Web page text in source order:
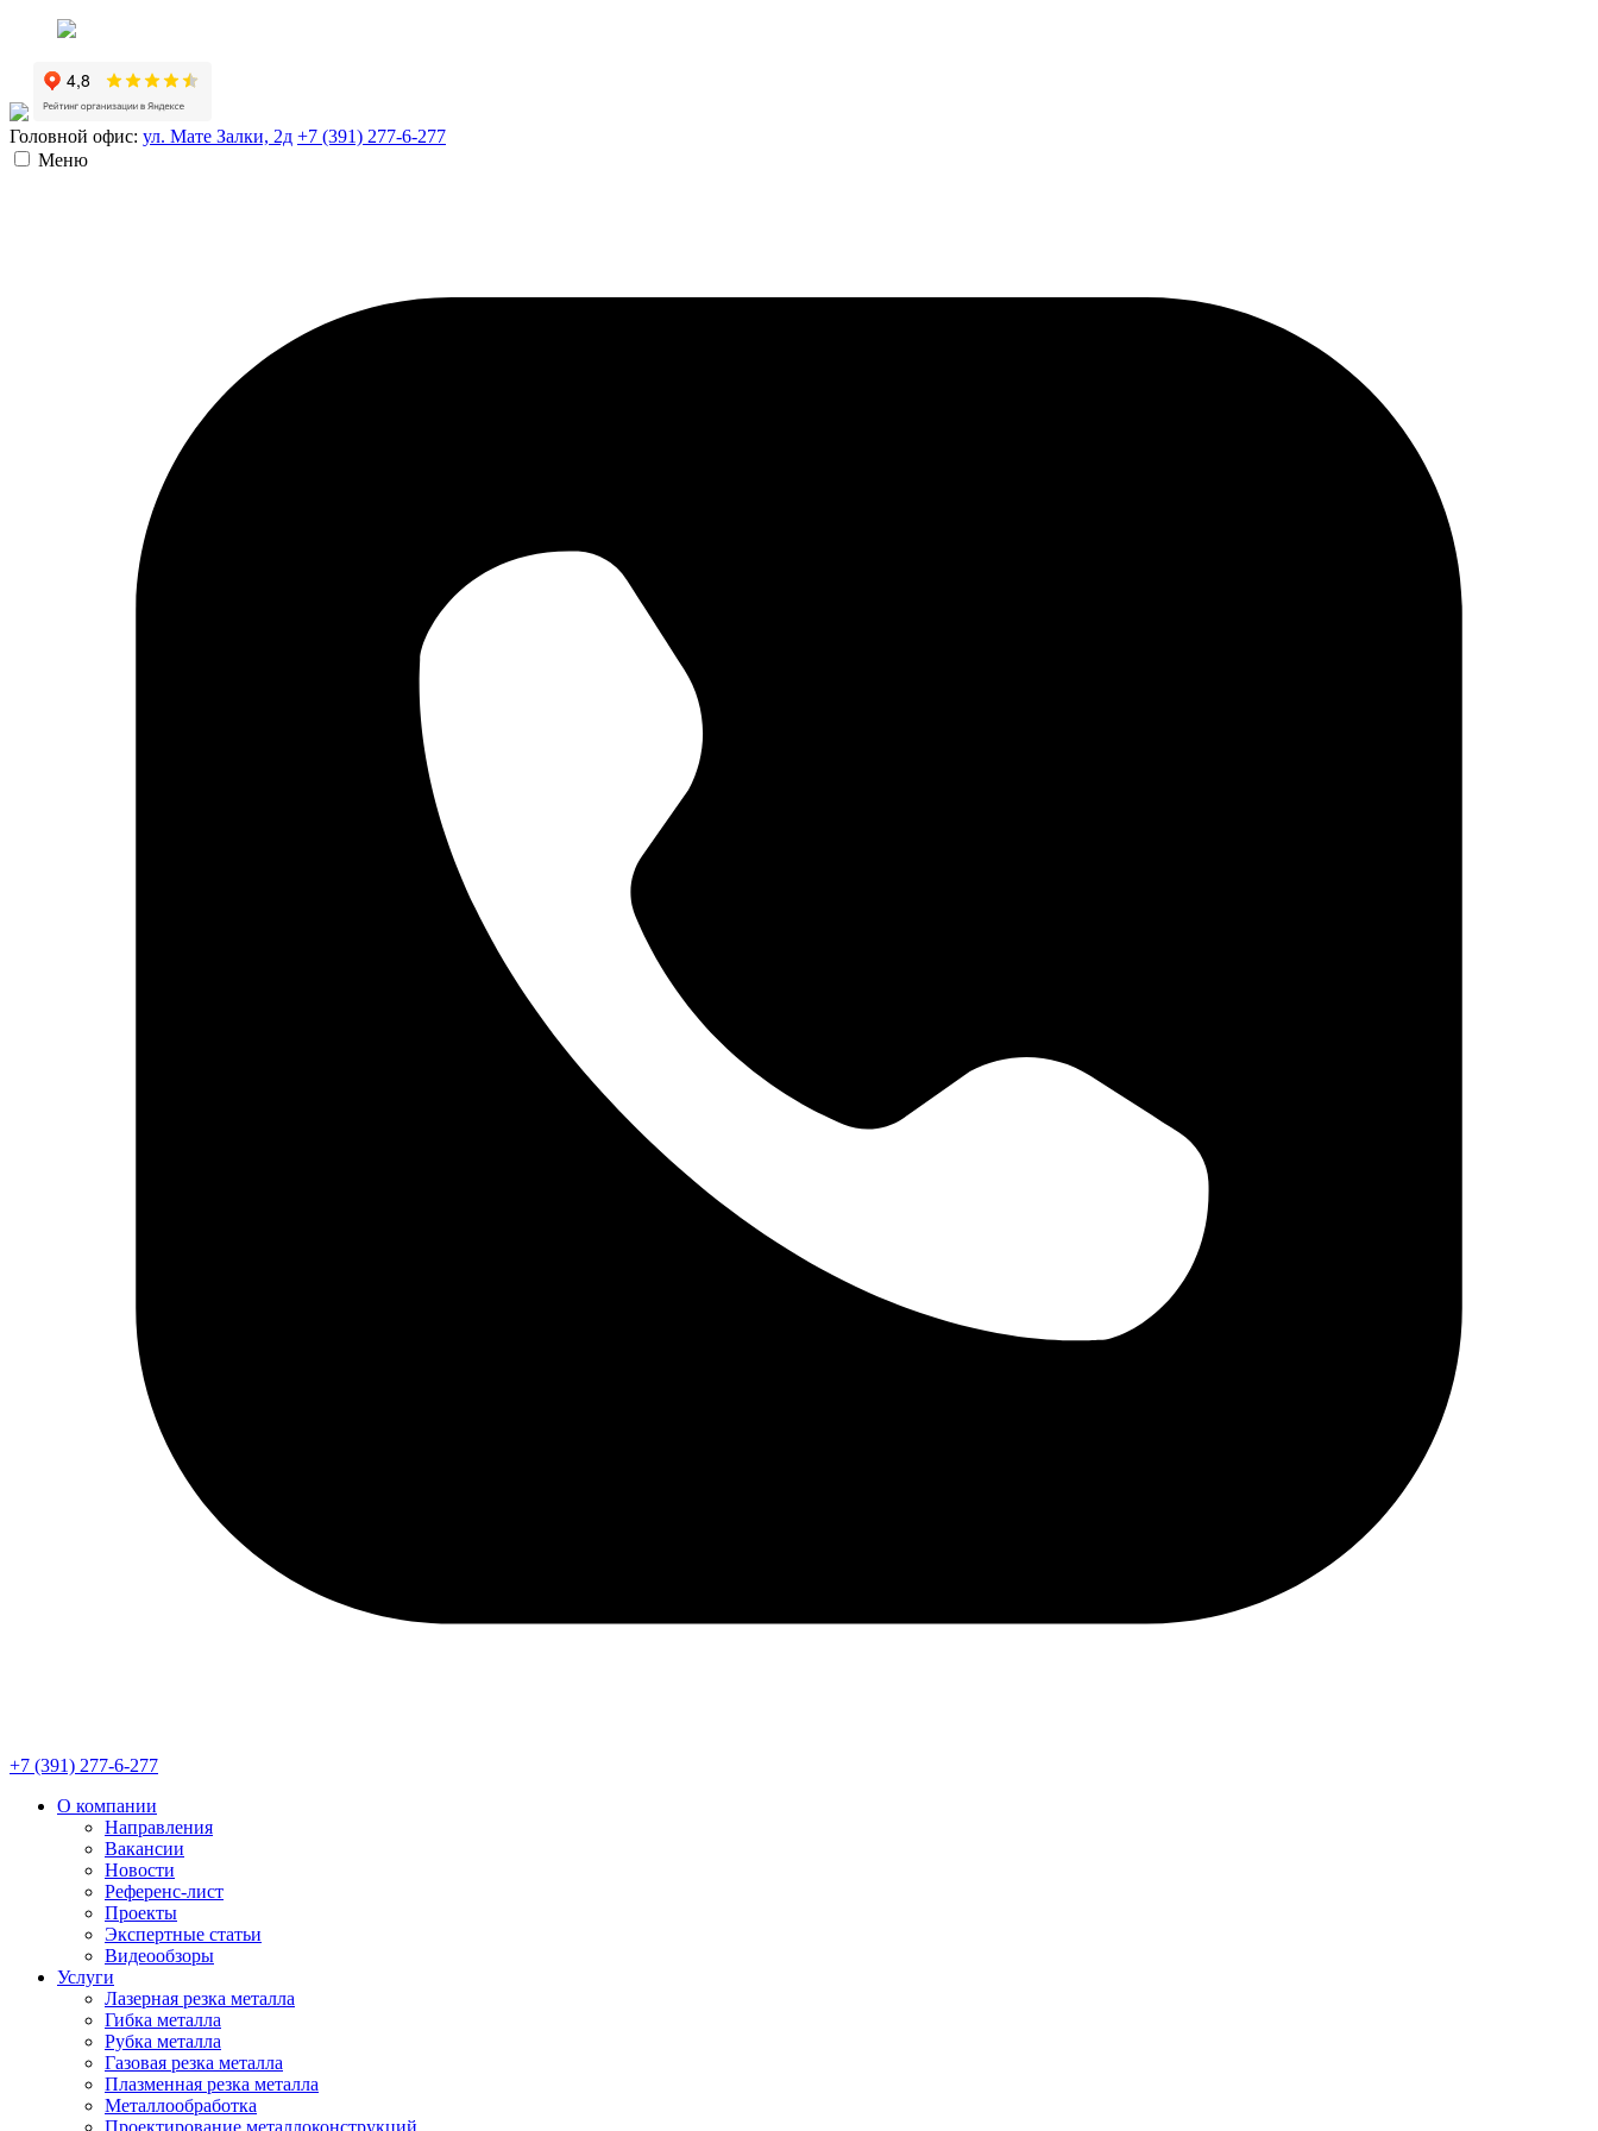
Головной офис: ул. Мате Залки, 2д +7 (391) 277-6-277
Меню
+7 (391) 277-6-277
О компании
Направления
Вакансии
Новости
Референс-лист
Проекты
Экспертные статьи
Видеообзоры
Услуги
Лазерная резка металла
Гибка металла
Рубка металла
Газовая резка металла
Плазменная резка металла
Металлообработка
Проектирование металлоконструкций